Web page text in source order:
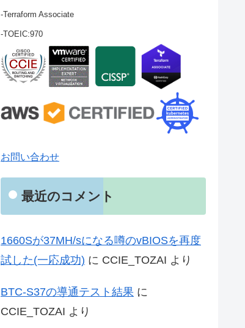
-Terraform Associate
-TOEIC:970
お問い合わせ
最近のコメント
1660Sが37MH/sになる噂のvBIOSを再度
試した(一応成功) に CCIE_TOZAI より
BTC-S37の導通テスト結果 に
CCIE_TOZAI より